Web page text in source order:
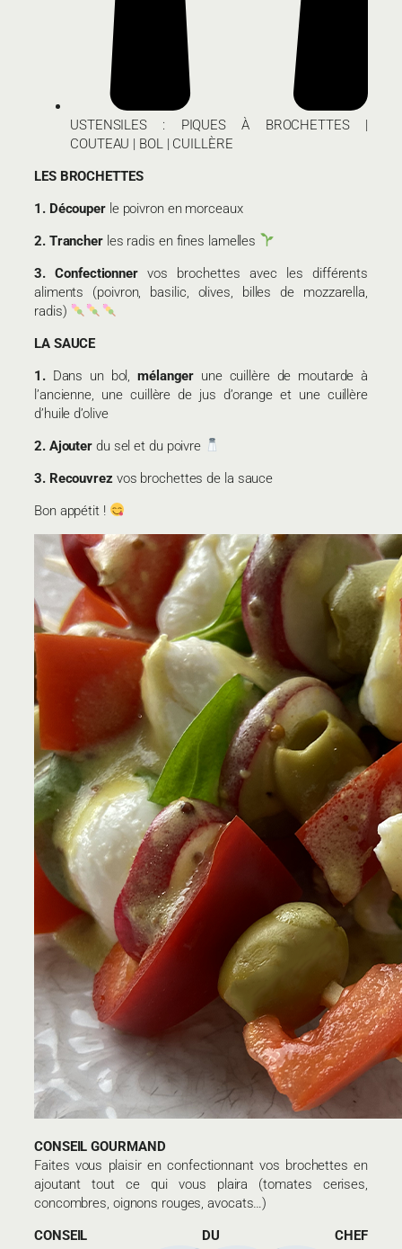
USTENSILES : PIQUES À BROCHETTES |
COUTEAU | BOL | CUILLÈRE
LES BROCHETTES
1. Découper le poivron en morceaux
2. Trancher les radis en fines lamelles
3. Confectionnervos brochettes avec les différents
aliments (poivron, basilic, olives, billes de mozzarella,
radis)
LA SAUCE
1. Dans un bol,mélanger une cuillère de moutarde à
l’ancienne, une cuillère de jus d’orange et une cuillère
d’huile d’olive
2. Ajouter du sel et du poivre
3. Recouvrezvos brochettes de la sauce
Bon appétit !
CONSEIL GOURMAND
Faites vous plaisir en confectionnant vos brochettes en
ajoutant tout ce qui vous plaira (tomates cerises,
concombres, oignons rouges, avocats…)
CONSEIL DU CHEF